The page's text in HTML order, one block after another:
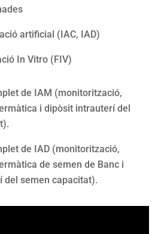
artificial (IAC, IAD)
In Vitro (FIV)
de IAM (monitorització,
i dipòsit intrauterí del
de IAD (monitorització,
de semen de Banc i
del semen capacitat).